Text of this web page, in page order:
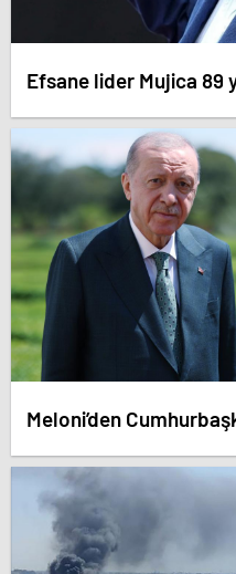
Efsane lider Mujica 89
Meloni’den